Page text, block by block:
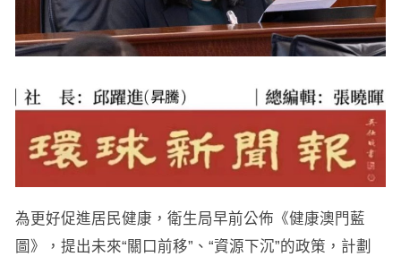
為更好促進居民健康，衛生局早前公佈《健康澳門藍
圖》，提出未來“關口前移”、“資源下沉”的政策，計劃